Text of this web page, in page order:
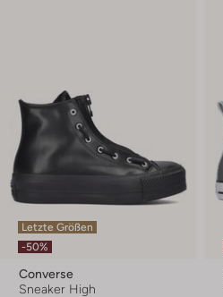
Letzte Größen
-50%
Converse
Sneaker High